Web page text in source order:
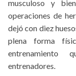
musculoso y
operaciones de
dejó con diez
plena forma
entrenamiento
entrenadores.